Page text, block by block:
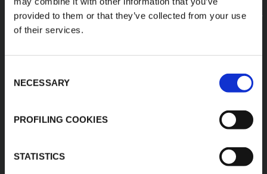
provided to them or that they’ve collected from your use
of their services.
Selection
NECESSARY
PROFILING COOKIES
STATISTICS